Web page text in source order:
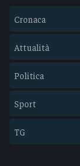
Cronaca
Attualità
Politica
Sport
TG